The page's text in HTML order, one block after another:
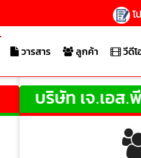
โ
วารสาร ลูกค้า วีดีโ
จ.เอส.พี. (ไทย) เอ็